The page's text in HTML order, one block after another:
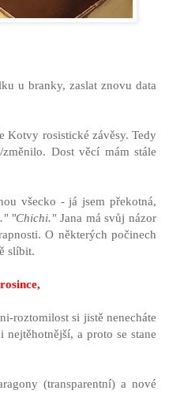
u branky, zaslat znovu data
Kotvy rosistické závěsy. Tedy
Dost věcí mám stále
všecko - já jsem překotná,
"Chichi."Jana má svůj názor
O některých počinech
slíbit.
roztomilost si jistě nenecháte
a proto se stane
(transparentní) a nové